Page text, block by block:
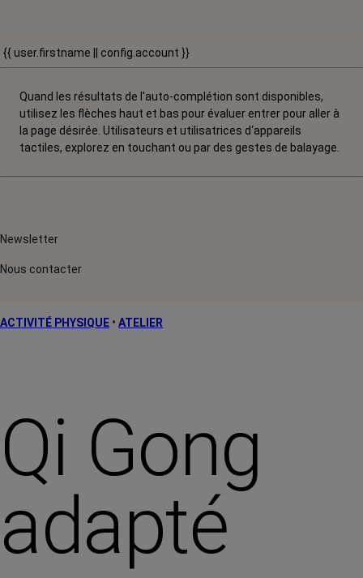
{{ user.firstname || config.account }}
Quand les résultats de l'auto-complétion sont disponibles,
utilisez les flèches haut et bas pour évaluer entrer pour aller à
la page désirée. Utilisateurs et utilisatrices d‘appareils
tactiles, explorez en touchant ou par des gestes de balayage.
Newsletter
Nous contacter
ACTIVITÉ PHYSIQUE • ATELIER
Qi Gong
adapté